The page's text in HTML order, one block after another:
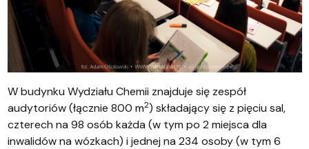
W budynku Wydziału Chemii znajduje się zespół
audytoriów (łącznie 800 m2) składający się z pięciu sal,
czterech na 98 osób każda (w tym po 2 miejsca dla
inwalidów na wózkach) i jednej na 234 osoby (w tym 6